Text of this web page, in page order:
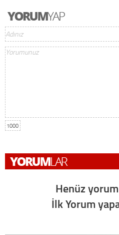
1000
Henüz yorum
İlk Yorum